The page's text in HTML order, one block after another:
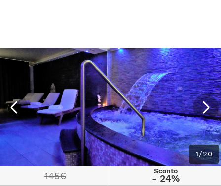
1/20
145€ Sconto
- 24%